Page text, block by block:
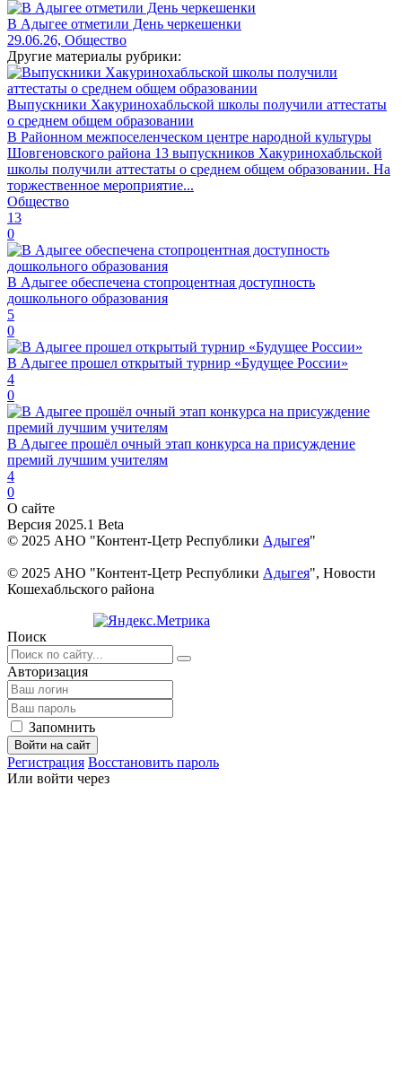
В Адыгее отметили День черкешенки
29.06.26, Общество
Другие материалы рубрики:
Выпускники Хакуринохабльской школы получили аттестаты
о среднем общем образовании
В Районном межпоселенческом центре народной культуры
Шовгеновского района 13 выпускников Хакуринохабльской
школы получили аттестаты о среднем общем образовании. На
торжественное мероприятие...
Общество
13
0
В Адыгее обеспечена стопроцентная доступность
дошкольного образования
5
0
В Адыгее прошел открытый турнир «Будущее России»
4
0
В Адыгее прошёл очный этап конкурса на присуждение
премий лучшим учителям
4
0
О сайте
Версия 2025.1 Beta
© 2025 АНО "Контент-Цетр Республики Адыгея"
© 2025 АНО "Контент-Цетр Республики Адыгея", Новости
Кошехабльского района
Поиск
Авторизация
Запомнить
Войти на сайт
Регистрация Восстановить пароль
Или войти через